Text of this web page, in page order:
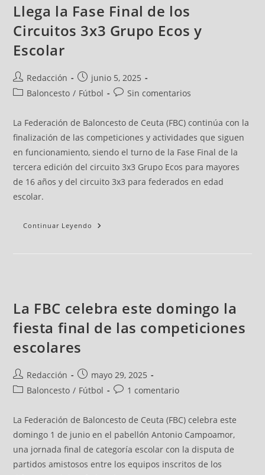
Llega la Fase Final de los
Circuitos 3x3 Grupo Ecos y
Escolar
Redacción
junio 5, 2025
Baloncesto / Fútbol Sin comentarios
La Federación de Baloncesto de Ceuta (FBC) continúa con la
finalización de las competiciones y actividades que siguen
en funcionamiento, siendo el turno de la Fase Final de la
tercera edición del circuito 3x3 Grupo Ecos para mayores
de 16 años y del circuito 3x3 para federados en edad
escolar.
Continuar Leyendo
La FBC celebra este domingo la
fiesta final de las competiciones
escolares
Redacción
mayo 29, 2025
Baloncesto / Fútbol 1 comentario
La Federación de Baloncesto de Ceuta (FBC) celebra este
domingo 1 de junio en el pabellón Antonio Campoamor,
una jornada final de categoría escolar con la disputa de
partidos amistosos entre los equipos inscritos de los